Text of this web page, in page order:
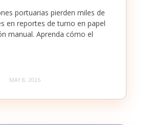
portuarias pierden miles de
en reportes de turno en papel
manual. Aprenda cómo el
MAY 8, 2026